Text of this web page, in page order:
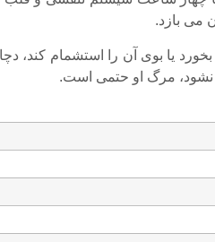
می بازد.
یا بوی آن را استشمام کند،
مرگ او حتمی است.